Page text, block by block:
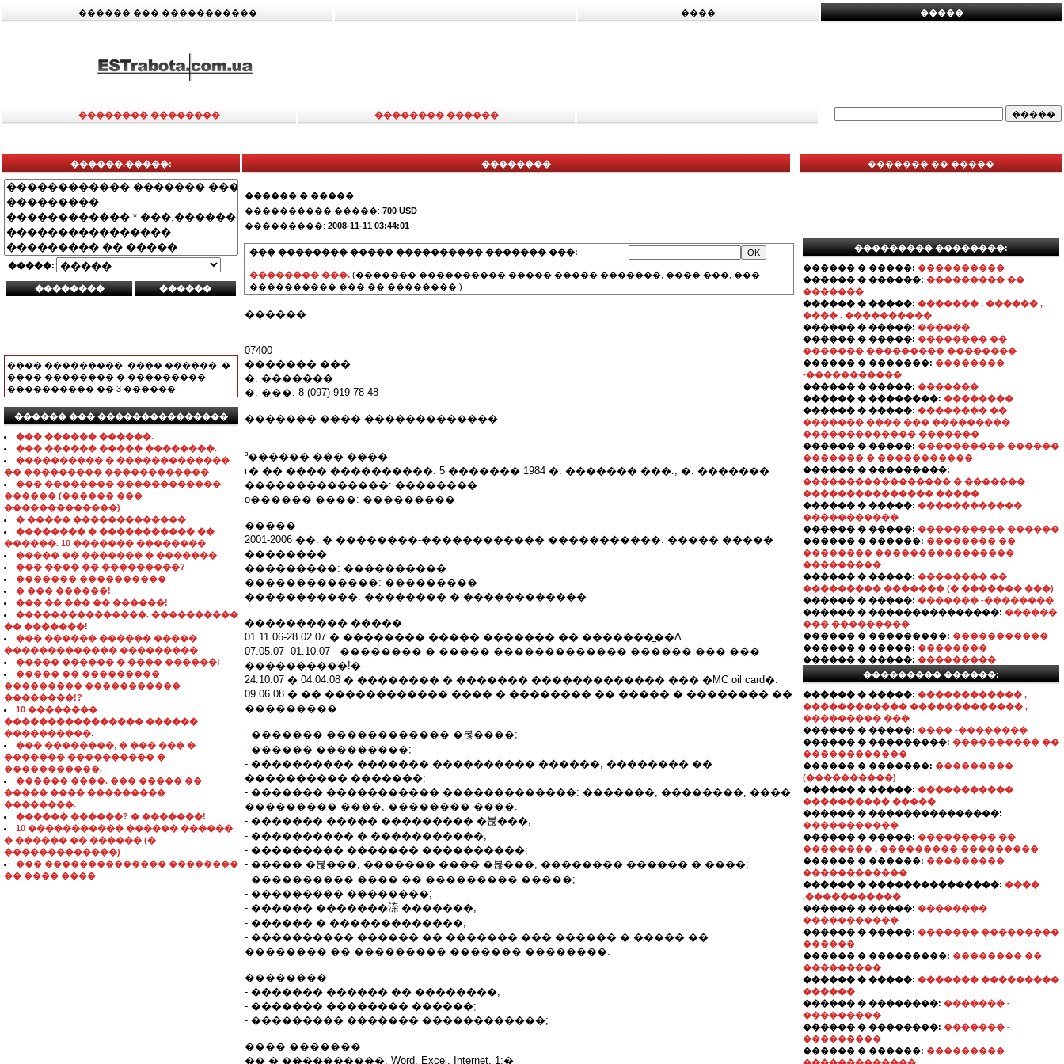
������ ��� ����������� ���� �����
�������� �������� �������� ������
������.�����:
�����:
���� ���������, ���� ������, �
���� �������� � ���������
���������� �� 3 ������.
������ ��� ���������������
��� ������ ������.
��� ������ ����� ��������.
���������� � �������������
�� ��������� ������������
��� �������� ������������
������ (������ ���
�������������)
� ����� �������������
�������� � ����������� ��
������. 10 ������� ��������
����� �� ������� � �������
��� ���� �� ���������?
������� ����������
� ��� ������!
��� �� ��� �� ������!
���������������. ����������
�� �������!
��� ������ ������ �����
������������� ���������
����� ������ � ���� ������!
����� �� ���������
��������� �����������
��������!?
10 ��������
���������������� ������
����������.
��� ��������, � ��� ��� �
������� ���������� �
�����������.
������ ����. ��� ����� ��
����� ���� ���������
��������.
������ ������? � �������!
10 ����������� ������ ������
� ������ �� ������ (�
�������������)
��� �������������� ��������
�� ���� ����
��������
������ � �����
���������� �����: 700 USD
���������: 2008-11-11 03:44:01
��� �������� ����� ���������� ������� ���:
�������� ���. (������� ���������� ����� ����� �������, ���� ���, ���
���������� ��� �� ��������.)
������
07400
������� ���.
�. �������
�. ���. 8 (097) 919 78 48
������� ���� �������������
³������ ��� ����
г� �� ���� ����������: 5 ������� 1984 �. ������� ���., �. �������
��������������: ��������
ѳ������ ����: ���������
�����
2001-2006 ��. � ��������-������������ �����������. ����� �����
��������.
���������: ����������
�������������: ���������
�����������: �������� � ������������
���������� �����
01.11.06-28.02.07 � �������� ����� ������� �� �������̲��Δ
07.05.07- 01.10.07 - �������� � ����� ������������� ������ ��� ���
����������!�
24.10.07 � 04.04.08 � �������� � ������� ������������� ��� �MC oil card�.
09.06.08 � �� ������������ ���� � �������� �� ����� � �������� ��
���������
- ������� ������������ �볺����;
- ������ ���������;
- ���������� ������� ���������� ������, �������� ��
���������� �������;
- ������� ����������� �������������: �������, ��������, ����
��������� ����, �������� ����.
- ������� ����� ��������� �볺���;
- ���������� � �����������;
- ��������� ������� ����������;
- ����� �볺���, ������� ���� �볺���, �������� ������ � ����;
- ���������� ���� �� ��������� �����;
- ��������� ��������;
- ������ �������㳿 �������;
- ������ � �������������;
- ���������� ������ �� ������� ��� ������ � ����� ��
�������� �� ��������� ������� ��������.
��������
- ������� ������ �� ��������;
- ������� �������� ������;
- ��������� ������� ������������;
���� �������
�� � ����������, Word, Excel, Internet, 1:�
������� �� �����
��������� ��������:
������ � �����: ����������
������ � ������: ��������� ��
�������
������ � �����: ������� , ������ ,
���� . ����������
������ � �����: ������
������ � �����: �������� ��
������� ��������� ��������
������ � �������: ��������
-�����������
������ � �����: �������
������ � ��������: ��������
������ � �����: �������� ��
������� ���� ��� ���������
������������� �������
������ � �����: ���������� ������
������� � �����������
������ � ���������:
����������������� � �������
��������������� �����
������ � �����: ������������
�����������
������ � �����: ���������� ������
������ � ������: �������� ��
�������� ����������������
���������
������ � �����: �������� ��
��������� ������� (� ������� ���)
������ � �����: ������� -��������
������ � ���������������: ������
��� ���������
������ � ���������: �����������
������ � �����: ��������
������ � �����: ���������
��������� ������:
������ � �����: ������������ ,
������������ ������������� ,
��������� ���
������ � �����: ���� -��������
������ � ���������: ���������� ��
������������
������ � �������: ���������
(����������)
������ � �����: �����������
���������� �����
������ � ���������������:
�����������
������ � �����: ��������� ��
�������� , ��������� ���������
������ � ������: ���������
������������
������ � ���������������: ����
,�����������
������ � �����: ��������
�����������
������ � �����: ������� ���������
������
������ � ���������: �������� ��
���������
������ � �����: ������� ���������
������
������ � ��������: ������� -
���������
������ � ��������: ������� -
���������
������ � ������: ���������